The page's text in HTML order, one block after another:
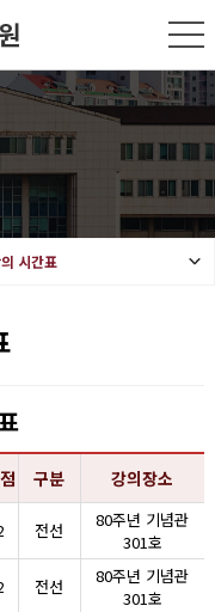
시간표
구분 강의장소
전선
80주년 기념관
301호
전선
80주년 기념관
301호